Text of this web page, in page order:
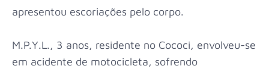
apresentou escoriações pelo corpo.
M.P.Y.L., 3 anos, residente no Cococi, envolveu-se
em acidente de motocicleta, sofrendo